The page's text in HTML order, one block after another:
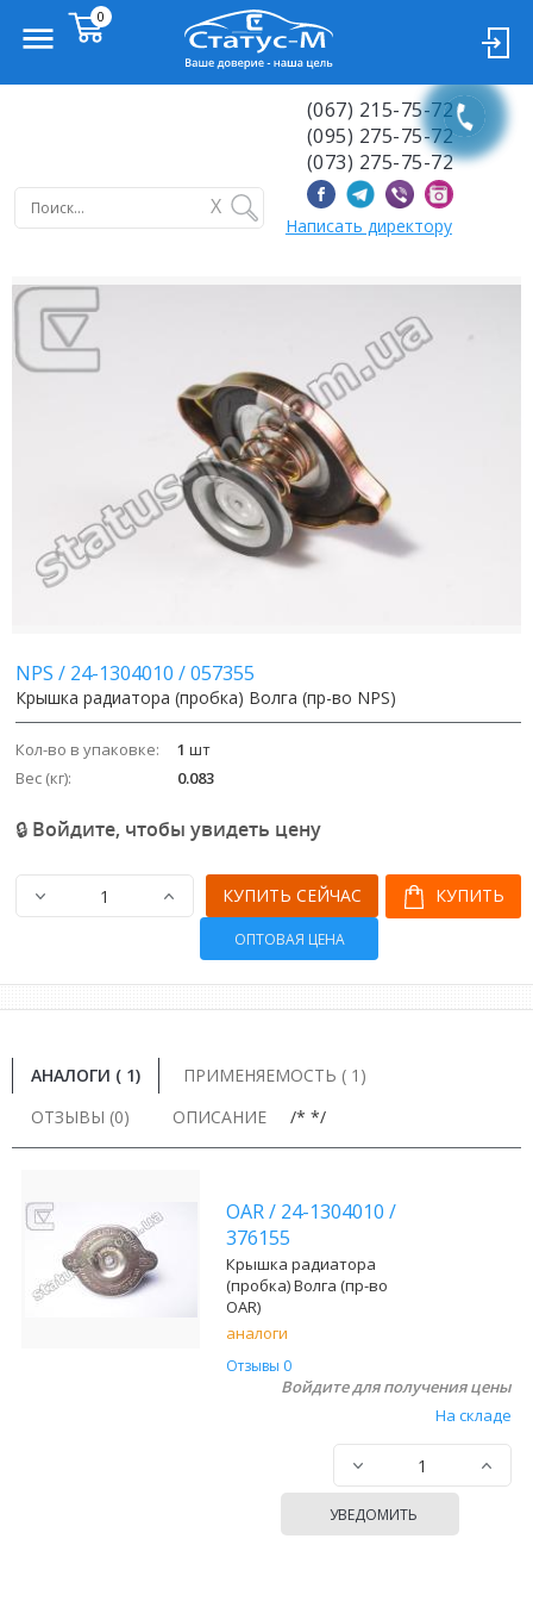
X
(067) 215-75-72
(095) 275-75-72
(073) 275-75-72
Написать директору
Previous
Image
NPS / 24-1304010 /057355
Крышка радиатора (пробка) Волга (пр-во NPS)
Кол-во в упаковке: 1 шт
Вес (кг):
0.083
🔒 Войдите, чтобы увидеть цену
КУПИТЬ
КУПИТЬ СЕЙЧАС
ОПТОВАЯ ЦЕНА
АНАЛОГИ ( 1)
ПРИМЕНЯЕМОСТЬ ( 1)
ОТЗЫВЫ (0)
ОПИСАНИЕ /* */
OAR/ 24-1304010 /
376155
Крышка радиатора
(пробка) Волга (пр-во
OAR)
аналоги
Отзывы 0
Войдите для получения цены
На складе
УВЕДОМИТЬ